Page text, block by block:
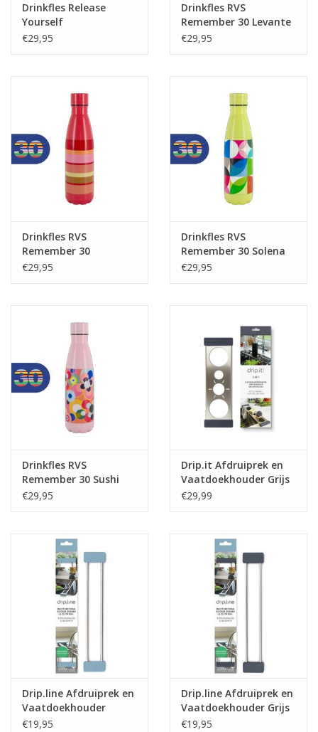
Drinkfles Release
Yourself
€29,95
Drinkfles RVS
Remember 30 Levante
€29,95
Drinkfles RVS
Remember 30
Marrakesch
€29,95
Drinkfles RVS
Remember 30 Solena
€29,95
Drinkfles RVS
Remember 30 Sushi
€29,95
Drip.it Afdruiprek en
Vaatdoekhouder Grijs
€29,99
Drip.line Afdruiprek en
Vaatdoekhouder
Blauw
€19,95
Drip.line Afdruiprek en
Vaatdoekhouder Grijs
€19,95